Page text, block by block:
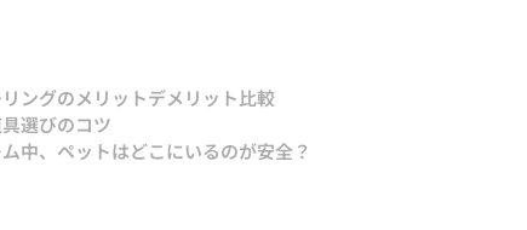
ングのメリットデメリット比較
選びのコツ
中、ペットはどこにいるのが安全？